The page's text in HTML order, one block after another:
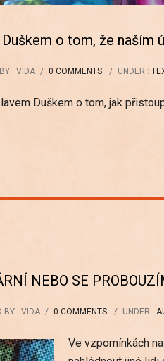
o tom, že naším
: VIDA / 0 COMMENTS / UNDER :
Duškem o tom, jak
NEBO SE
BY : VIDA / 0 COMMENTS / UNDER :
Ve vzpomínkách